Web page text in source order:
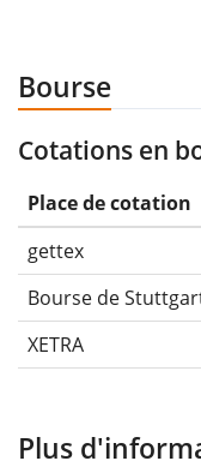
Bourse
Cotations en
Place de cotation
gettex
Bourse de
XETRA
Plus